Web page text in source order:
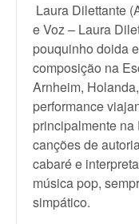
Laura Dilettante
e Voz – Laura
pouquinho doida
composição na
Arnheim,
performance
principalmente
canções de
cabaré e
música pop,
simpático.